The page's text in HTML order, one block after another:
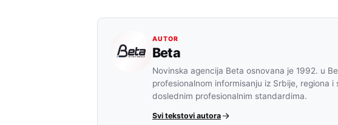
AUTOR
Beta
Novinska agencija Beta osnovana je 1992. u
profesionalnom informisanju iz Srbije, regiona
doslednim profesionalnim standardima.
Svi tekstovi autora